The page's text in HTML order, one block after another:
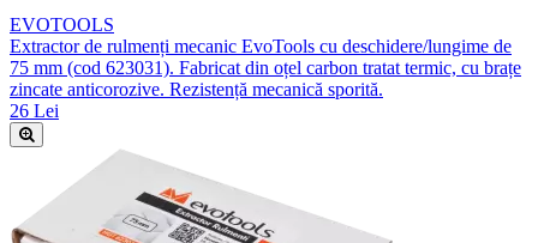
EVOTOOLS
Extractor de rulmenți mecanic EvoTools cu deschidere/lungime de
75 mm (cod 623031). Fabricat din oțel carbon tratat termic, cu brațe
zincate anticorozive. Rezistență mecanică sporită.
26 Lei